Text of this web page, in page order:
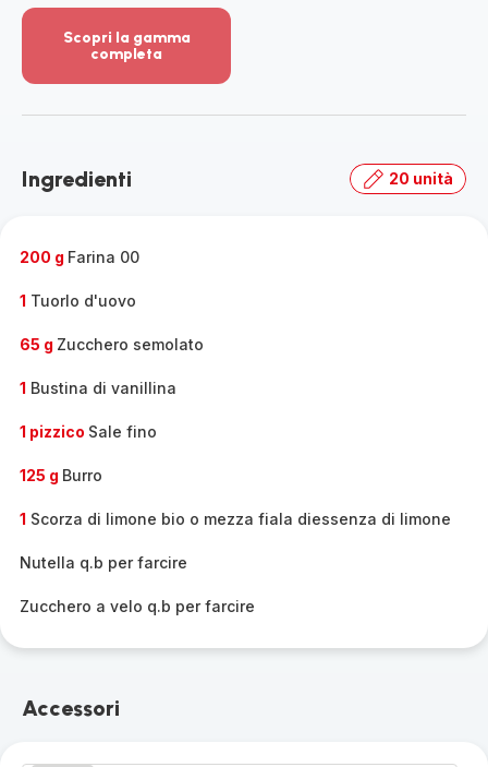
Scopri la gamma
completa
dettagli
la
Ingredienti 20 unità
200 g Farina 00
1 Tuorlo d'uovo
65 g Zucchero semolato
1 Bustina di vanillina
1 pizzico Sale fino
125 g Burro
1 Scorza di limone bio o mezza fiala diessenza di limone
Nutella q.b per farcire
Zucchero a velo q.b per farcire
Accessori